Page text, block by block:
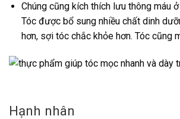
Chúng cũng kích thích lưu thông máu
Tóc được bổ sung nhiều chất dinh
hơn, sợi tóc chắc khỏe hơn. Tóc cũng
Hạnh nhân